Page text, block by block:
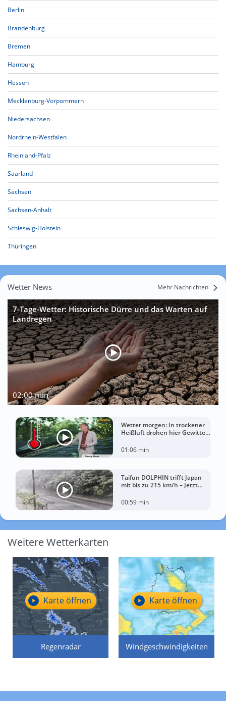
Berlin
Brandenburg
Bremen
Hamburg
Hessen
Mecklenburg-Vorpommern
Niedersachsen
Nordrhein-Westfalen
Rheinland-Pfalz
Saarland
Sachsen
Sachsen-Anhalt
Schleswig-Holstein
Thüringen
Wetter News Mehr Nachrichten
7-Tage-Wetter: Historische Dürre und das Warten auf
Landregen
02:00 min
Wetter morgen: In trockener
Heißluft drohen hier Gewitter
01:06 min
Taifun DOLPHIN trifft Japan
mit bis zu 215 km/h – Jetzt
00:59 min
Weitere Wetterkarten
Regenradar
Karte öffnen
Windgeschwindigkeiten
Karte öffnen